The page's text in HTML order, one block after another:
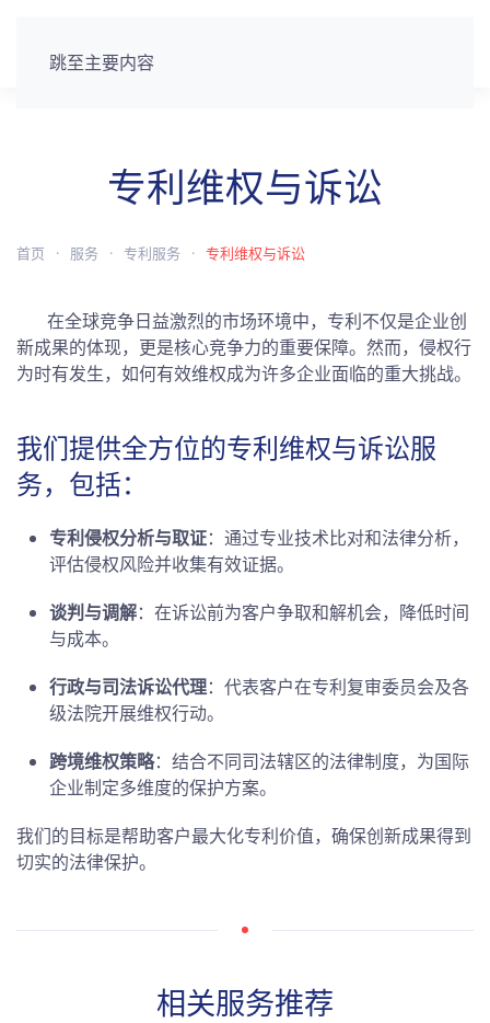
跳至主要内容
专利维权与诉讼
首页 服务 专利服务 专利维权与诉讼
在全球竞争日益激烈的市场环境中，专利不仅是企业创
新成果的体现，更是核心竞争力的重要保障。然而，侵权行
为时有发生，如何有效维权成为许多企业面临的重大挑战。
我们提供全方位的专利维权与诉讼服
务，包括：
专利侵权分析与取证：通过专业技术比对和法律分析，
评估侵权风险并收集有效证据。
谈判与调解：在诉讼前为客户争取和解机会，降低时间
与成本。
行政与司法诉讼代理：代表客户在专利复审委员会及各
级法院开展维权行动。
跨境维权策略：结合不同司法辖区的法律制度，为国际
企业制定多维度的保护方案。
我们的目标是帮助客户最大化专利价值，确保创新成果得到
切实的法律保护。
相关服务推荐